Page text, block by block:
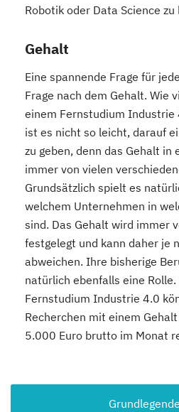
Robotik oder Data Science zu
Gehalt
Eine spannende Frage für
Frage nach dem Gehalt. Wie
einem Fernstudium Industrie
ist es nicht so leicht, darauf
zu geben, denn das Gehalt in
immer von vielen
Grundsätzlich spielt es
welchem Unternehmen in
sind. Das Gehalt wird immer
festgelegt und kann daher je
abweichen. Ihre bisherige
natürlich ebenfalls eine Rolle.
Fernstudium Industrie 4.0
Recherchen mit einem
5.000 Euro brutto im Monat